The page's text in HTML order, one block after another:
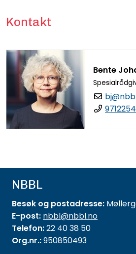
Kontakt
Bente
NBBL
Besøk og postadresse:
E-post: nbbl@nbbl.no
Telefon:22 40 38 50
Org.nr.:950850493